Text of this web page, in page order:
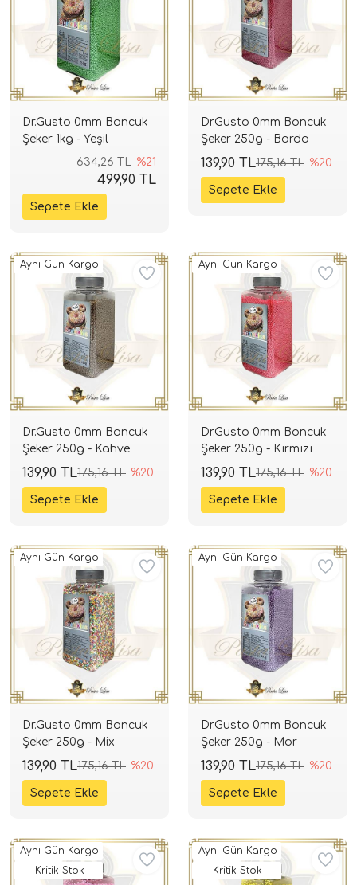
Dr.Gusto 0mm Boncuk
Şeker 1kg - Yeşil
634,26 TL %21
499,90 TL
Dr.Gusto 0mm Boncuk
Şeker 250g - Bordo
175,16 TL %20
139,90 TL
Dr.Gusto 0mm Boncuk
Şeker 250g - Kahve
175,16 TL %20
139,90 TL
Aynı Gün Kargo
Dr.Gusto 0mm Boncuk
Şeker 250g - Kırmızı
175,16 TL %20
139,90 TL
Aynı Gün Kargo
Dr.Gusto 0mm Boncuk
Şeker 250g - Mix
175,16 TL %20
139,90 TL
Aynı Gün Kargo
Dr.Gusto 0mm Boncuk
Şeker 250g - Mor
175,16 TL %20
139,90 TL
Aynı Gün Kargo
Aynı Gün Kargo
Kritik Stok
Aynı Gün Kargo
Kritik Stok